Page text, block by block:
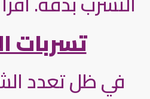
تسربات
في ظل تعدد